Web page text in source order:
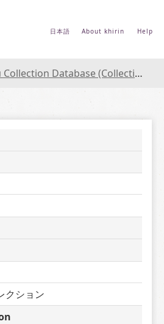
日本語 About khirin Help
(Collections Database of the National Museum of Japanese History)
クション